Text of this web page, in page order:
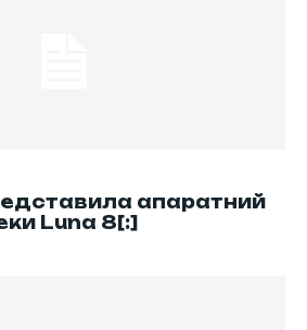
апаратний
Luna 8[:]